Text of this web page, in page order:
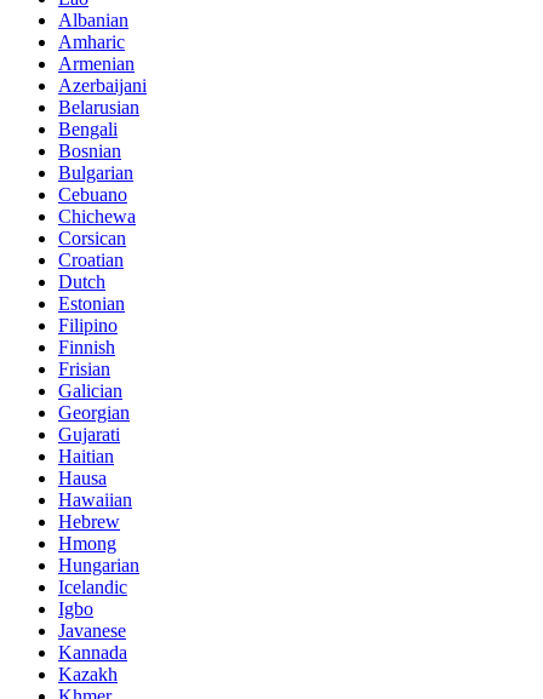
Albanian
Amharic
Armenian
Azerbaijani
Belarusian
Bengali
Bosnian
Bulgarian
Cebuano
Chichewa
Corsican
Croatian
Dutch
Estonian
Filipino
Finnish
Frisian
Galician
Georgian
Gujarati
Haitian
Hausa
Hawaiian
Hebrew
Hmong
Hungarian
Icelandic
Igbo
Javanese
Kannada
Kazakh